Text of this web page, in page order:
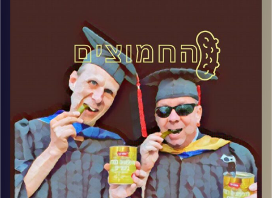
קרדיט תמונות:AudioVersity